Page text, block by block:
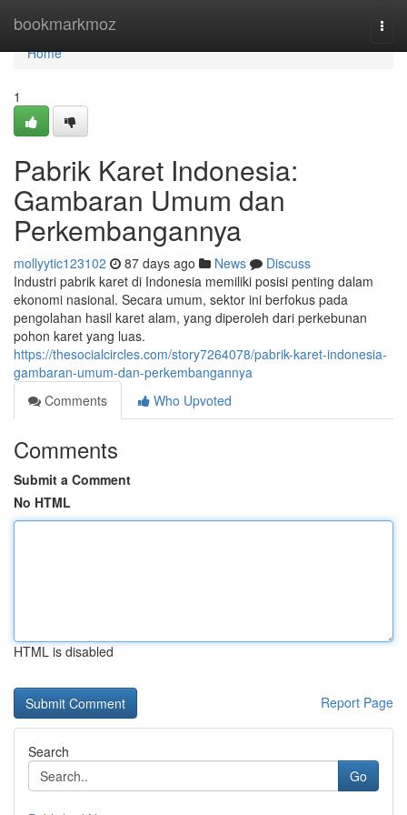
bookmarkmoz
Home
Home
1
Pabrik Karet Indonesia:
Gambaran Umum dan
Perkembangannya
mollyytic123102 87 days ago News
Discuss
Industri pabrik karet di Indonesia memiliki posisi penting dalam
ekonomi nasional. Secara umum, sektor ini berfokus pada
pengolahan hasil karet alam, yang diperoleh dari perkebunan
pohon karet yang luas.
https://thesocialcircles.com/story7264078/pabrik-karet-indonesia-
gambaran-umum-dan-perkembangannya
Comments
Who Upvoted
Comments
Submit a Comment
No HTML
HTML is disabled
Report Page
Search
Go